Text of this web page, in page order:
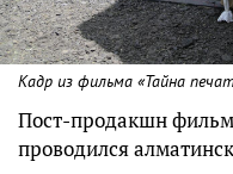
Кадр из фильма «Тайна
Пост-продакшн
проводился